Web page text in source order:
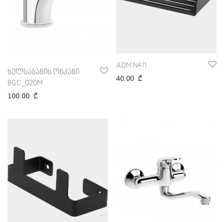
ხელსაბანის ონკანი
BGC_020M
100.00 ₾
ADM N411
40.00 ₾